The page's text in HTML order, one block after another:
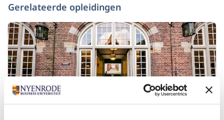
Gerelateerde opleidingen